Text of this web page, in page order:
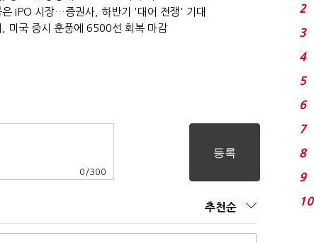
은 IPO 시장…증권사, 하반기 '대어 전쟁' 기대
, 미국 증시 훈풍에 6500선 회복 마감
0 /300
추천순
2
3
4
5
6
7
8
9
10